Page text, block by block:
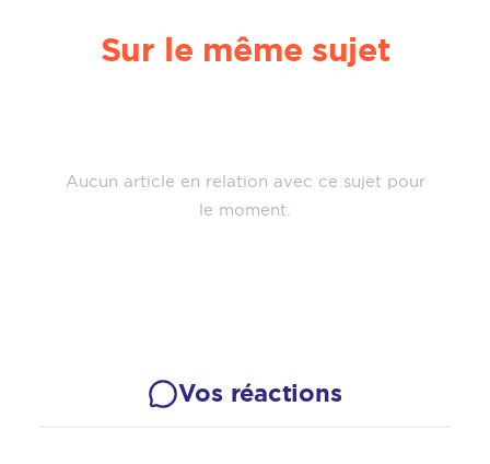
Sur le même sujet
Aucun article en relation avec ce sujet pour
le moment.
Vos réactions